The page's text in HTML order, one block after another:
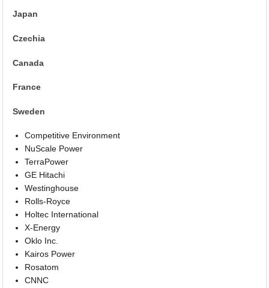
Japan
Czechia
Canada
France
Sweden
Competitive Environment
NuScale Power
TerraPower
GE Hitachi
Westinghouse
Rolls-Royce
Holtec International
X-Energy
Oklo Inc.
Kairos Power
Rosatom
CNNC